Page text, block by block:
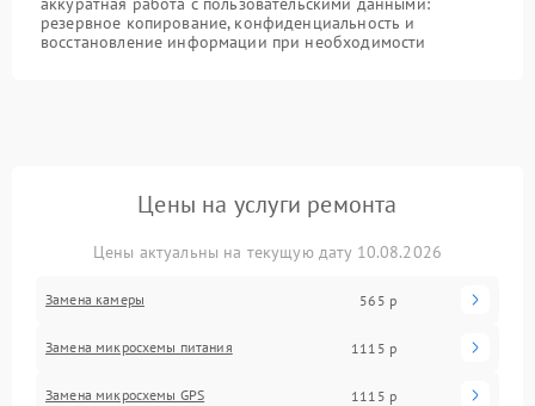
резервное копирование, конфиденциальность и
восстановление информации при необходимости
Цены на услуги ремонта
Цены актуальны на текущую дату 10.08.2026
Замена камеры 565 р
Замена микросхемы питания 1115 р
Замена микросхемы GPS 1115 р